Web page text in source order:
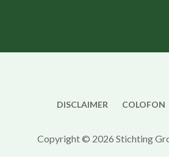
DISCLAIMER COLOFON
Copyright © 2026 Stichting